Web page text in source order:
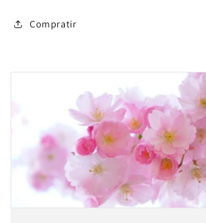
Compratir